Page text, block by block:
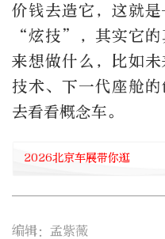
价钱去造它，这就
“炫技”，其实它的
来想做什么，比如
技术、下一代座舱
去看看概念车。
2026北京车展带你逛
编辑：孟紫薇